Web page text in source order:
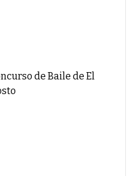
de Baile de El